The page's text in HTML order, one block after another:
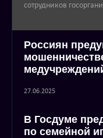
сотрудников
Россиян
27.06.2025
В Госдуме
по семейной